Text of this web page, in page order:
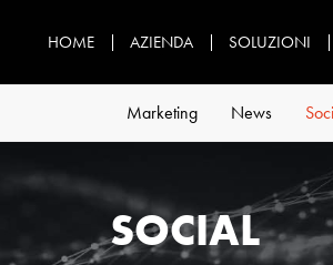
HOME AZIENDA SOLUZIONI
Marketing News
SOCIAL